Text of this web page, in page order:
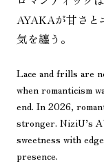
AYAKAが甘さと
気を纏う。
Lace and frills are
when romanticism
end. In 2026,
stronger. NiziU’s
sweetness with
presence.